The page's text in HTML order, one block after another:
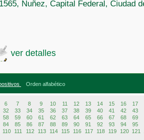
Nuñez, Capital Federal, Ciudad
ver detalles
Orden alfabético
6 7 8 9 10 11 12 13 14 15 16
17
32 33 34 35 36 37 38 39 40 41 42
43
58 59 60 61 62 63 64 65 66 67 68
69
84 85 86 87 88 89 90 91 92 93 94
95
110 111 112 113 114 115 116 117 118 119 120 121